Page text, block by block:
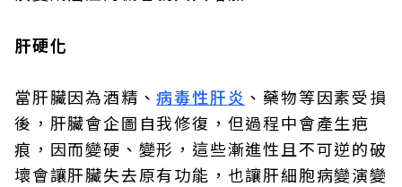
肝硬化
當肝臟因為酒精、病毒性肝炎 、藥物等因素受損
後，肝臟會企圖自我修復，但過程中會產生疤
痕，因而變硬、變形，這些漸進性且不可逆的破
壞會讓肝臟失去原有功能，也讓肝細胞病變演變